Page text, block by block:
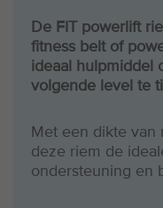
De FIT powerlift
fitness belt of
ideaal hulpmiddel
volgende level te
Met een dikte van
deze riem de
ondersteuning en